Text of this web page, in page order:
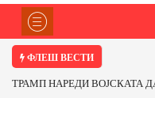
ФЛЕШ ВЕСТИ
ТРАМП НАРЕДИ ВОЈСКАТА